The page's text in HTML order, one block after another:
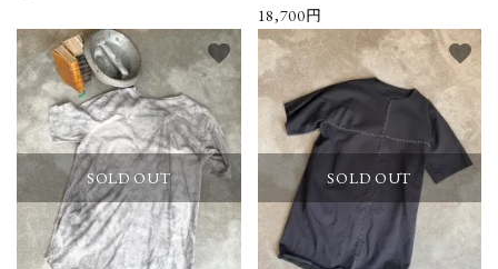
18,700円
SOLD OUT
favorite
SOLD OUT
favorite